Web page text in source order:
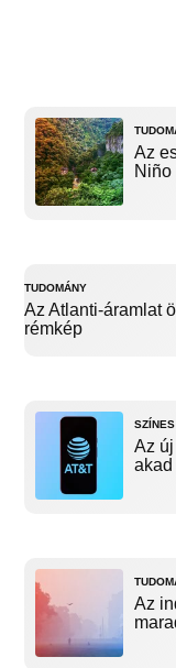
Az
TUDOMÁNY
Az Atlanti-áramlat
rémkép
SZÍNES
Az
Az